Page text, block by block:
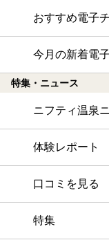
おすすめ電子
今月の新着電
特集・ニュース
ニフティ温泉
体験レポート
口コミを見る
特集